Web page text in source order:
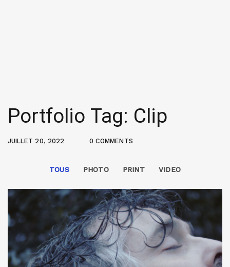
Portfolio Tag: Clip
JUILLET 20, 2022 0 COMMENTS
TOUS PHOTO PRINT VIDEO